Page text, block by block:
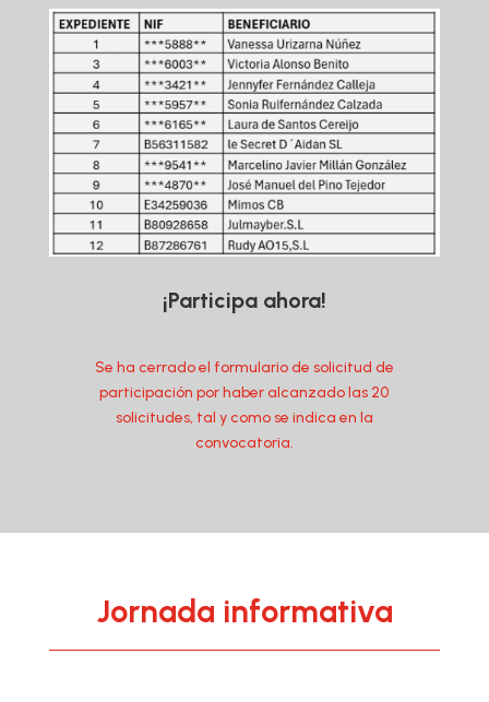
¡Participa ahora!
Se ha cerrado el formulario de solicitud de
participación por haber alcanzado las 20
solicitudes, tal y como se indica en la
convocatoria.
Jornada informativa